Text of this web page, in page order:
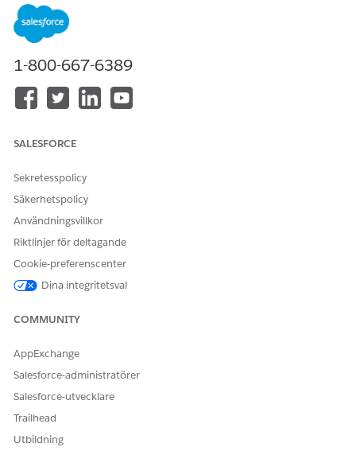
ANVÄNDARBEHÖRIGHETER SOM KRÄVS FÖR ATT
På fliken Ordrar, klicka på
Spara dina ändringar.
I sektionen Tilldelningar av programanvändning, klicka på
Ny.
För Användningstyp för program, ange
Spara dina ändringar.
Klicka påRader.
Bläddra bland och lägg till produkter i ordern.
Revenue Cloud Developer Guide: Placera order (POST)
Skapa och skicka in en order
1-800-667-6389
SALESFORCE
Sekretesspolicy
Säkerhetspolicy
Användningsvillkor
Riktlinjer för deltagande
Cookie-preferenscenter
Dina integritetsval
COMMUNITY
AppExchange
Salesforce-administratörer
Salesforce-utvecklare
Trailhead
Utbildning